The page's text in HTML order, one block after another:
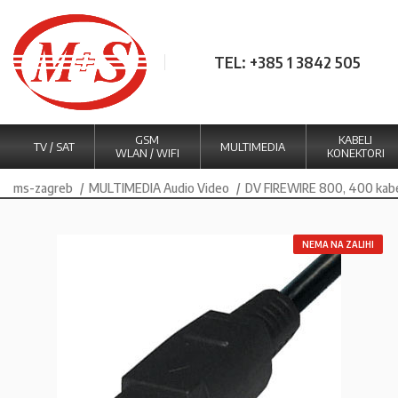
TEL: +385 1 3842 505
TV / SAT
GSM
WLAN / WIFI
MULTIMEDIA
KABELI
KONEKTORI
ms-zagreb MULTIMEDIA Audio Video DV FIREWIRE 800, 400
NEMA NA ZALIHI